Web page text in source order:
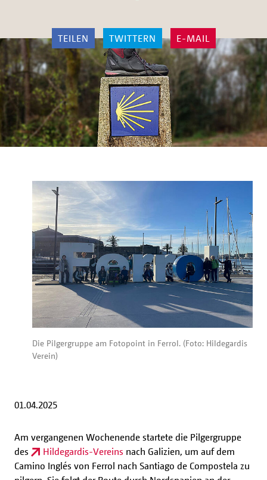
TEILEN TWITTERN E-MAIL
Die Pilgergruppe am Fotopoint in Ferrol. (Foto: Hildegardis
Verein)
01.04.2025
Am vergangenen Wochenende startete die Pilgergruppe
des
Hildegardis-Vereins nach Galizien, um auf dem
Camino Inglés von Ferrol nach Santiago de Compostela zu